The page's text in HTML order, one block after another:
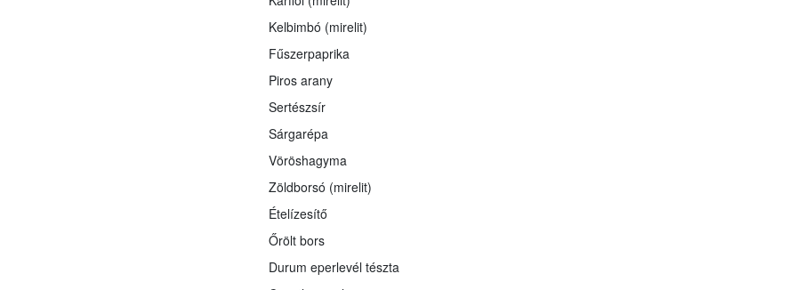
Kelbimbó (mirelit)
Fűszerpaprika
Piros arany
Sertészsír
Sárgarépa
Vöröshagyma
Zöldborsó (mirelit)
Ételízesítő
Őrölt bors
Durum eperlevél tészta